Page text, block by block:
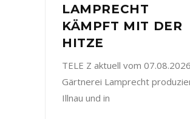
LAMPRECHT
KÄMPFT MIT DER
HITZE
TELE Z aktuell vom
Gärtnerei Lamprecht
Illnau und in